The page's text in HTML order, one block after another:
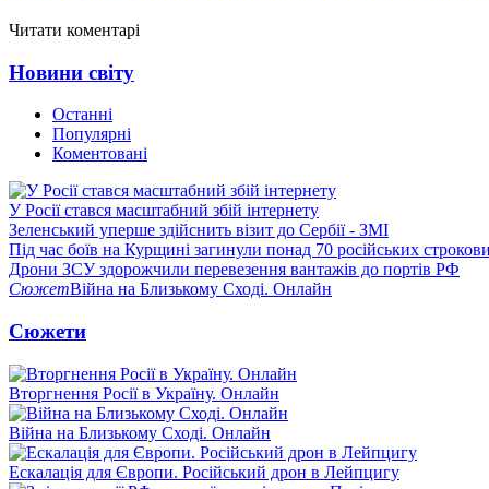
Читати коментарі
Новини світу
Останні
Популярні
Коментовані
У Росії стався масштабний збій інтернету
Зеленський уперше здійснить візит до Сербії - ЗМІ
Під час боїв на Курщині загинули понад 70 російських
Дрони ЗСУ здорожчили перевезення вантажів до портів РФ
СюжетВійна на Близькому Сході. Онлайн
Сюжети
Вторгнення Росії в Україну. Онлайн
Війна на Близькому Сході. Онлайн
Ескалація для Європи. Російський дрон в Лейпцигу